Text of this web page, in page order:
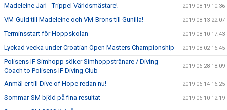
Madeleine Jarl - Trippel Världsmästare! 2019-08-19 10:36
VM-Guld till Madeleine och VM-Brons till Gunilla! 2019-08-13 22:07
Terminsstart för Hoppskolan 2019-08-10 17:43
Lyckad vecka under Croatian Open Masters Championship 2019-08-02 16:45
Polisens IF Simhopp söker Simhoppstränare / Diving
Coach to Polisens IF Diving Club
2019-06-28 18:09
Anmäl er till Dive of Hope redan nu! 2019-06-14 16:25
Sommar-SM bjöd på fina resultat 2019-06-10 12:19